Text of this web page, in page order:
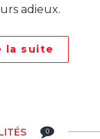
adieux.
la suite
0